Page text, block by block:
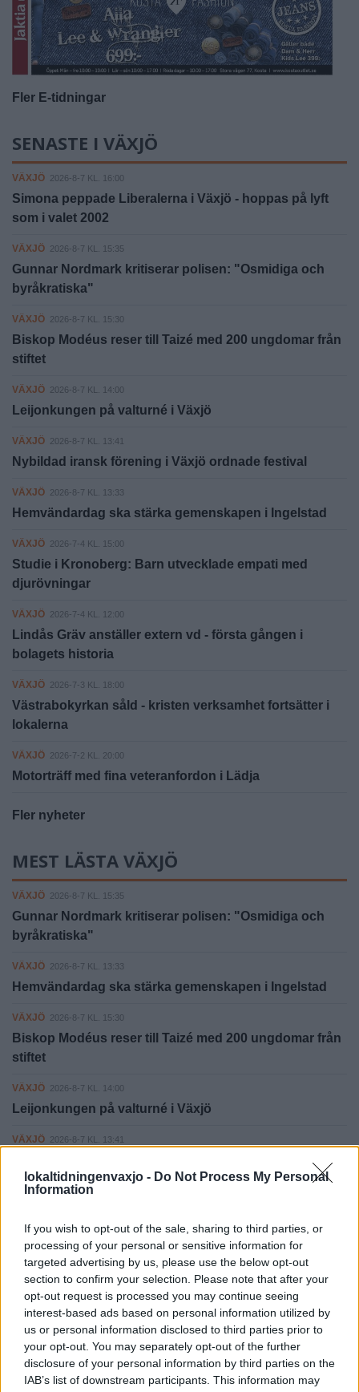
lokaltidningenvaxjo - Do Not Process My Personal
Information
If you wish to opt-out of the sale, sharing to third parties, or
processing of your personal or sensitive information for
targeted advertising by us, please use the below opt-out
section to confirm your selection. Please note that after your
opt-out request is processed you may continue seeing
interest-based ads based on personal information utilized by
us or personal information disclosed to third parties prior to
your opt-out. You may separately opt-out of the further
disclosure of your personal information by third parties on the
IAB’s list of downstream participants. This information may
Fler E-tidningar
SENASTE I VÄXJÖ
VÄXJÖ 2026-8-7 KL. 16:00
Simona peppade Liberalerna i Växjö - hoppas på lyft
som i valet 2002
VÄXJÖ 2026-8-7 KL. 15:35
Gunnar Nordmark kritiserar polisen: "Osmidiga och
byråkratiska"
VÄXJÖ 2026-8-7 KL. 15:30
Biskop Modéus reser till Taizé med 200 ungdomar från
stiftet
VÄXJÖ 2026-8-7 KL. 14:00
Leijonkungen på valturné i Växjö
VÄXJÖ 2026-8-7 KL. 13:41
Nybildad iransk förening i Växjö ordnade festival
VÄXJÖ 2026-8-7 KL. 13:33
Hemvändardag ska stärka gemenskapen i Ingelstad
VÄXJÖ 2026-7-4 KL. 15:00
Studie i Kronoberg: Barn utvecklade empati med
djurövningar
VÄXJÖ 2026-7-4 KL. 12:00
Lindås Gräv anställer extern vd - första gången i
bolagets historia
VÄXJÖ 2026-7-3 KL. 18:00
Västrabokyrkan såld - kristen verksamhet fortsätter i
lokalerna
VÄXJÖ 2026-7-2 KL. 20:00
Motorträff med fina veteranfordon i Lädja
Fler nyheter
MEST LÄSTA VÄXJÖ
VÄXJÖ 2026-8-7 KL. 15:35
Gunnar Nordmark kritiserar polisen: "Osmidiga och
byråkratiska"
VÄXJÖ 2026-8-7 KL. 13:33
Hemvändardag ska stärka gemenskapen i Ingelstad
VÄXJÖ 2026-8-7 KL. 15:30
Biskop Modéus reser till Taizé med 200 ungdomar från
stiftet
VÄXJÖ 2026-8-7 KL. 14:00
Leijonkungen på valturné i Växjö
VÄXJÖ 2026-8-7 KL. 13:41
VÄXJÖ 2026-8-7 KL. 16:00
som i valet 2002
Fler nyheter
PÅ STARTSIDAN JUST NU